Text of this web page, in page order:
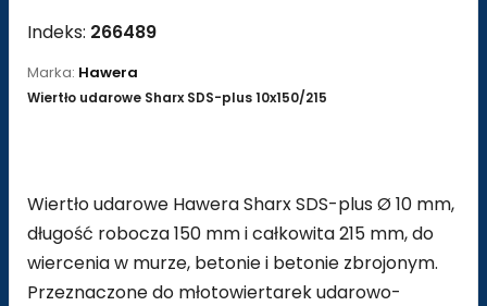
Indeks: 266489
Marka: Hawera
Wiertło udarowe Sharx SDS-plus 10x150/215
Wiertło udarowe Hawera Sharx SDS-plus Ø 10 mm,
długość robocza 150 mm i całkowita 215 mm, do
wiercenia w murze, betonie i betonie zbrojonym.
Przeznaczone do młotowiertarek udarowo-